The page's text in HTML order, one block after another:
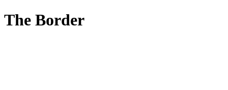
The Border